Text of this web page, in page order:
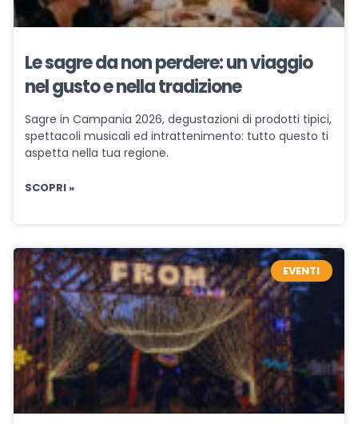
Le sagre da non perdere: un viaggio
nel gusto e nella tradizione
Sagre in Campania 2026, degustazioni di prodotti tipici,
spettacoli musicali ed intrattenimento: tutto questo ti
aspetta nella tua regione.
SCOPRI »
EVENTI